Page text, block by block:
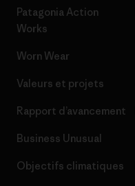
Patagonia Action
Works
Worn Wear
Valeurs et projets
Rapport d’avancement
Business Unusual
Objectifs climatiques